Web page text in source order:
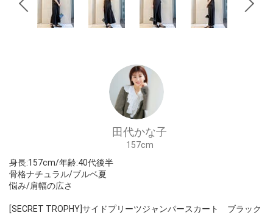
田代かな子
157cm
身長:157cm/年齢:40代後半
骨格ナチュラル/ブルベ夏
悩み/肩幅の広さ
[SECRET TROPHY]サイドプリーツジャンパースカート ブラック